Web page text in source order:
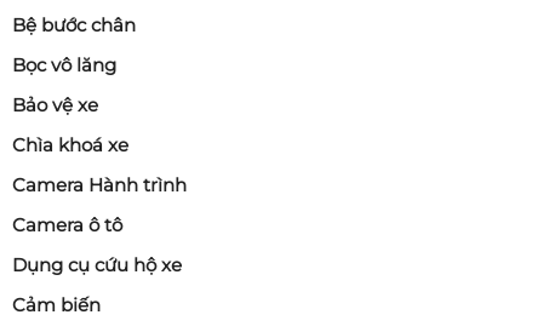
Bệ bước chân
Bọc vô lăng
Bảo vệ xe
Chìa khoá xe
Camera Hành trình
Camera ô tô
Dụng cụ cứu hộ xe
Cảm biến